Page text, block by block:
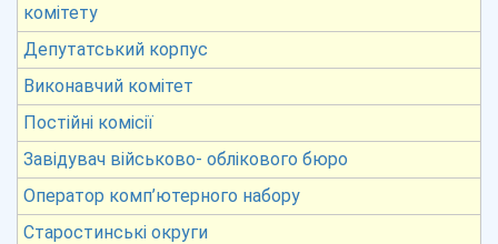
комітету
Депутатський корпус
Виконавчий комітет
Постійні комісії
Завідувач військово- облікового бюро
Оператор комп’ютерного набору
Старостинські округи